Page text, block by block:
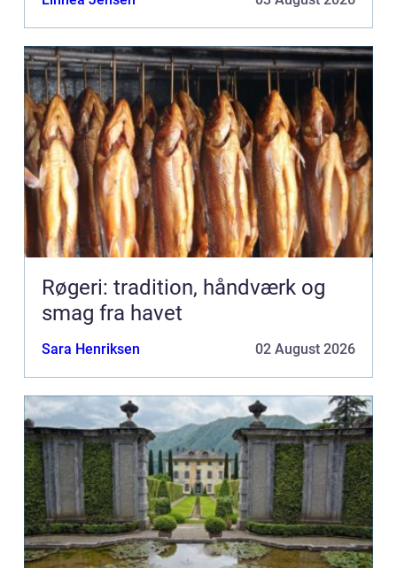
Røgeri: tradition, håndværk og
smag fra havet
Sara Henriksen 02 August 2026